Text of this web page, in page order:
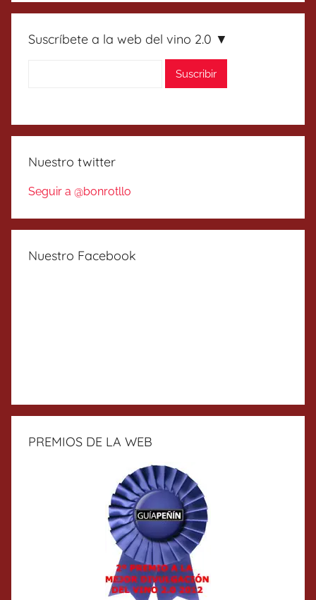
Suscríbete a la web del vino 2.0 ▼
Nuestro twitter
Seguir a @bonrotllo
Nuestro Facebook
PREMIOS DE LA WEB